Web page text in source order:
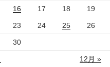
16 17 18 19
23 24 25 26
30
12月 »